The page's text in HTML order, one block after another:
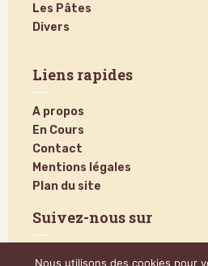
Les Pâtes
Divers
Liens rapides
A propos
En Cours
Contact
Mentions légales
Plan du site
Suivez-nous sur
Nous utilisons des cookies pour